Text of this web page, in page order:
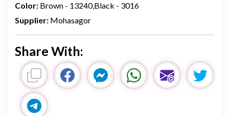
Color: Brown - 13240,Black - 3016
Supplier: Mohasagor
Share With: